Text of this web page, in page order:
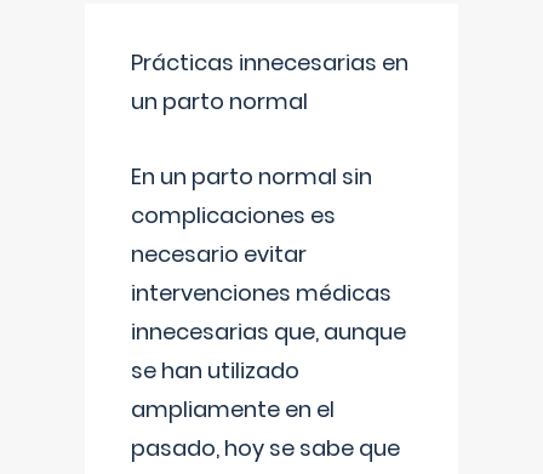
Prácticas innecesarias en
un parto normal
En un parto normal sin
complicaciones es
necesario evitar
intervenciones médicas
innecesarias que, aunque
se han utilizado
ampliamente en el
pasado, hoy se sabe que